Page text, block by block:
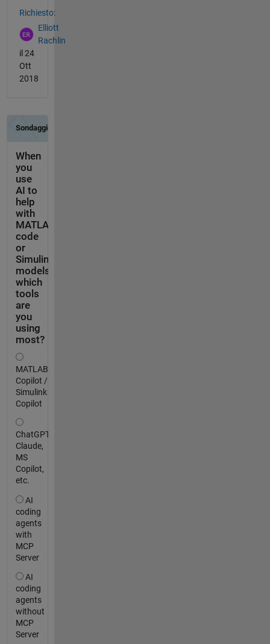
Richiesto:
Elliott
Rachlin
il 24
Ott
2018